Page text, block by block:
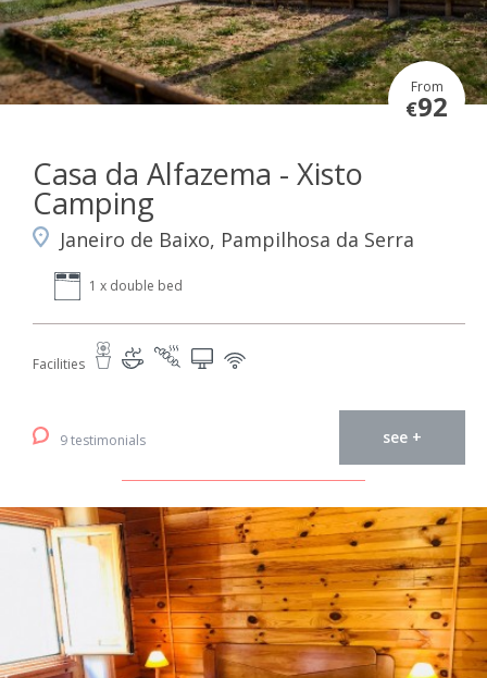
From
€92
Casa da Alfazema - Xisto
Camping
Janeiro de Baixo, Pampilhosa da Serra
1 x double bed
Facilities
9 testimonials see +